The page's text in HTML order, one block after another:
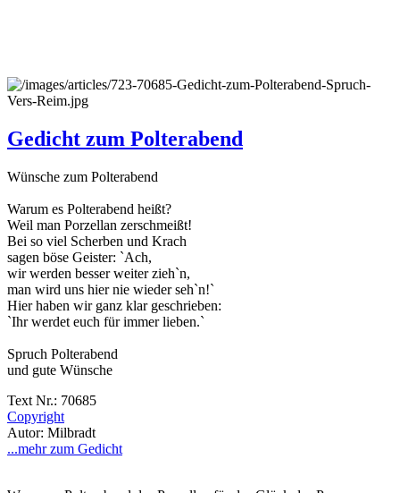
Gedicht zum Polterabend
Wünsche zum Polterabend
Warum es Polterabend heißt?
Weil man Porzellan zerschmeißt!
Bei so viel Scherben und Krach
sagen böse Geister: `Ach,
wir werden besser weiter zieh`n,
man wird uns hier nie wieder seh`n!`
Hier haben wir ganz klar geschrieben:
`Ihr werdet euch für immer lieben.`
Spruch Polterabend
und gute Wünsche
Text Nr.: 70685
Copyright
Autor: Milbradt
...mehr zum Gedicht